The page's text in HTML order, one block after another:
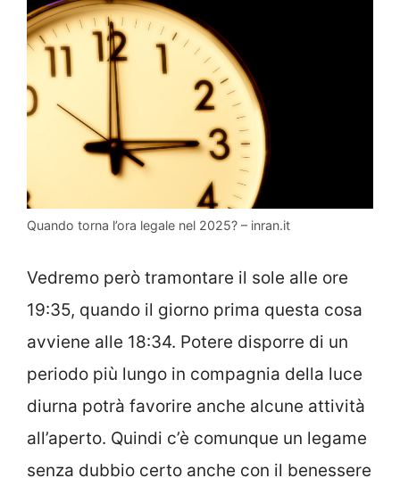
Quando torna l’ora legale nel 2025? – inran.it
Vedremo però tramontare il sole alle ore
19:35, quando il giorno prima questa cosa
avviene alle 18:34. Potere disporre di un
periodo più lungo in compagnia della luce
diurna potrà favorire anche alcune attività
all’aperto. Quindi c’è comunque un legame
senza dubbio certo anche con il benessere